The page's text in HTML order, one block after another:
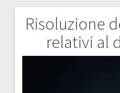
Risoluzione
relativi al
Navigazione
articoli